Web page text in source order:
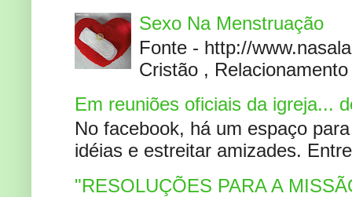
Sexo Na Menstruação
Fonte - http://
Cristão ,
Em reuniões oficiais da igreja...
No facebook, há um espaço
idéias e estreitar amizades.
"RESOLUÇÕES PARA A